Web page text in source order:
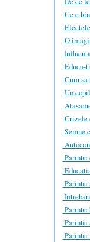
Ce e
O
Educa-
Cum
Un
Crizele
Semne
Parintii
Parintii
Parintii
Parintii
Parintii